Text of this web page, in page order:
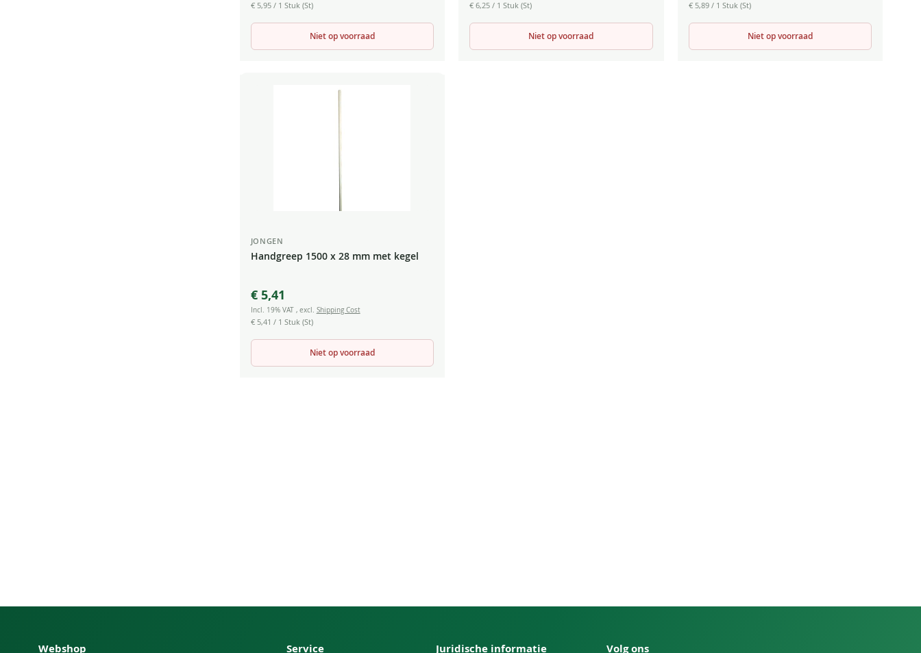
€ 5,95/ 1 Stuk (St)
Niet op voorraad
€ 6,25 / 1 Stuk (St)
Niet op voorraad
€ 5,89/ 1 Stuk (St)
Niet op voorraad
JONGEN
Handgreep 1500 x 28 mm met kegel
€ 5,41
Incl. 19% VAT , excl. Shipping Cost
€ 5,41 / 1 Stuk (St)
Niet op voorraad
Webshop Service Juridische informatie Volg ons